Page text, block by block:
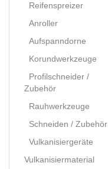
Reifenspreizer
Anroller
Aufspanndorne
Korundwerkzeuge
Profilschneider /
Zubehör
Rauhwerkzeuge
Schneiden / Zubehör
Vulkanisiergeräte
Vulkanisiermaterial